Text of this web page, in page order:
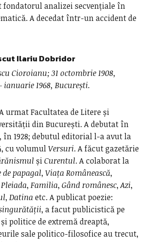
fondatorul analizei secvențiale în
A decedat într-un accident de
Ilariu Dobridor
Cioroianu; 31 octombrie 1908,
1968, București.
urmat Facultatea de Litere și
din București. A debutat în
, în 1928; debutul editorial l-a avut la
cu volumulVersuri. A făcut gazetărie
șiCurentul. A colaborat la
de papagal, Viața Românească,
Pleiada, Familia, Gând românesc,Azi,
, Datina etc. A publicat poezie:
, a facut publicistică pe
politice de extremă dreaptă,
sale politico-filosofice au trecut,